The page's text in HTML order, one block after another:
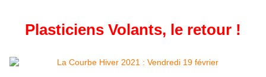
Plasticiens Volants, le retour !